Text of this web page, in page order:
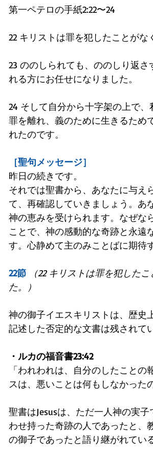
第一ペテロの手紙2:22〜24
22 キリストは罪を犯したことがな
23 ののしられても、ののしり返
れる方にお任せになりました。
24 そして自分から十字架の上で
罪を離れ、義のために生きるため
れたのです。
［聖句メッセージ］
昨日の続きです。
それでは聖書から、あなたに与え
て、再確認していきましょう。あ
神の恵みを受けられます。なぜな
ことで、神の感動的な奇跡と永遠
す。心静めて主のみことばに期待
22節
（22 キリストは罪を犯した
た。）
神の御子イエスキリストは、歴史
記述した否定的な文書は残されて
・ルカの福音書23:42
「われわれは、自分のしたこと
スは、悪いことは何もしなかった
聖書はJesusは、ただ一人神の実
わせ持った奇跡の人であったと、
の御子であったと語り継がれてい